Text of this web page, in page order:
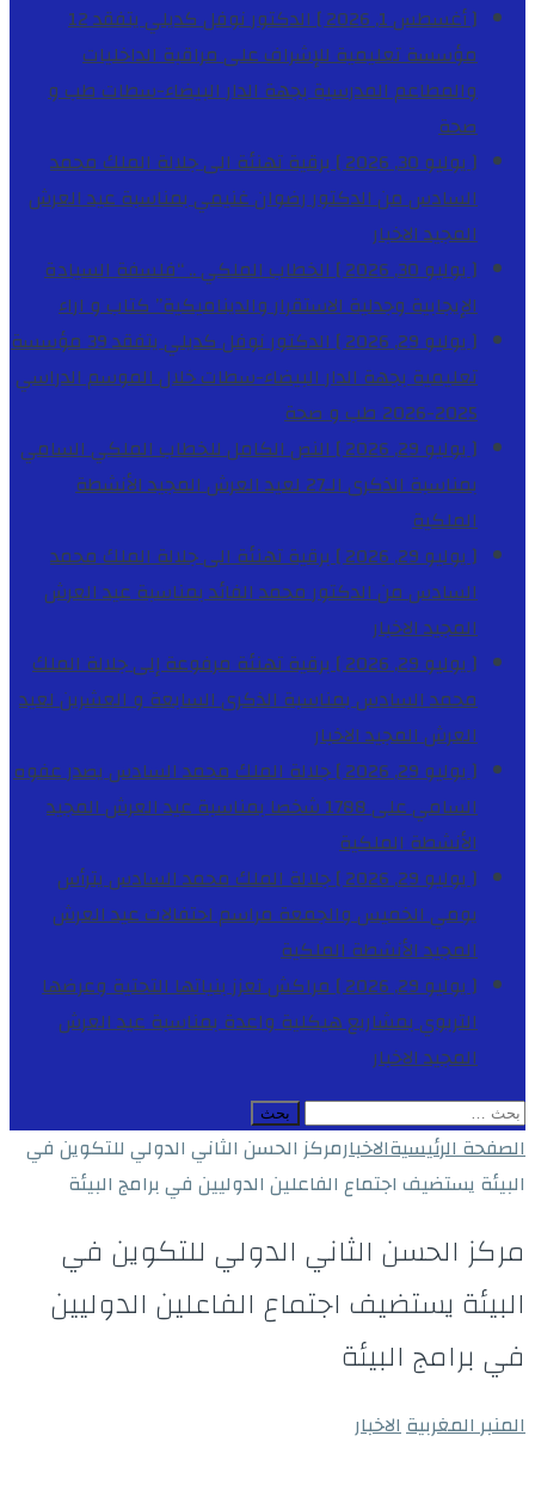
[ أغسطس 1, 2026 ]
الدكتور نوفل كديلي يتفقد 12
مؤسسة تعليمية للإشراف على مراقبة الداخليات
والمطاعم المدرسية بجهة الدار البيضاء-سطاتطب و
صحة
[ يوليو 30, 2026 ]
برقية تهنئة الى جلالة الملك محمد
السادس من الدكتور رضوان غنيمي بمناسبة عيد العرش
المجيدالاخبار
[ يوليو 30, 2026 ]
الخطاب الملكي .. “فلسفة السيادة
الإيجابية وجدلية الاستقرار والديناميكية”كتاب و اراء
[ يوليو 29, 2026 ]
الدكتور نوفل كديلي يتفقد 39 مؤسسة
تعليمية بجهة الدار البيضاء-سطات خلال الموسم الدراسي
2025-2026
طب و صحة
[ يوليو 29, 2026 ]
النص الكامل للخطاب الملكي السامي
بمناسبة الذكرى الـ27 لعيد العرش المجيد
الأنشطة
الملكية
[ يوليو 29, 2026 ]
برقية تهنئة الى جلالة الملك محمد
السادس من الدكتور محمد الفائد بمناسبة عيد العرش
المجيدالاخبار
[ يوليو 29, 2026 ]
برقية تهنئة مرفوعة إلى جلالة الملك
محمد السادس بمناسبة الذكرى السابعة و العشرين لعيد
العرش المجيدالاخبار
[ يوليو 29, 2026 ]
جلالة الملك محمد السادس يصدر عفوه
السامي على 1788 شخصا بمناسبة عيد العرش المجيد
الأنشطة الملكية
[ يوليو 29, 2026 ]
جلالة الملك محمد السادس يترأس
يومي الخميس والجمعة مراسم احتفالات عيد العرش
المجيدالأنشطة الملكية
[ يوليو 29, 2026 ]
مراكش تعزز بنياتها التحتية وعرضها
التربوي بمشاريع هيكلية واعدة بمناسبة عيد العرش
المجيدالاخبار
البحث
عن:
الصفحة الرئيسيةالاخبارمركز الحسن الثاني الدولي للتكوين في
البيئة يستضيف اجتماع الفاعلين الدوليين في برامج البيئة
مركز الحسن الثاني الدولي للتكوين في
البيئة يستضيف اجتماع الفاعلين الدوليين
في برامج البيئة
المنبر المغربيةالاخبار